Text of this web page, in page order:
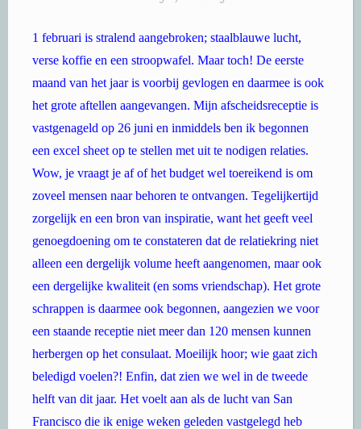
1 februari is stralend aangebroken; staalblauwe lucht,
verse koffie en een stroopwafel. Maar toch! De eerste
maand van het jaar is voorbij gevlogen en daarmee is ook
het grote aftellen aangevangen. Mijn afscheidsreceptie is
vastgenageld op 26 juni en inmiddels ben ik begonnen
een excel sheet op te stellen met uit te nodigen relaties.
Wow, je vraagt je af of het budget wel toereikend is om
zoveel mensen naar behoren te ontvangen. Tegelijkertijd
zorgelijk en een bron van inspiratie, want het geeft veel
genoegdoening om te constateren dat de relatiekring niet
alleen een dergelijk volume heeft aangenomen, maar ook
een dergelijke kwaliteit (en soms vriendschap). Het grote
schrappen is daarmee ook begonnen, aangezien we voor
een staande receptie niet meer dan 120 mensen kunnen
herbergen op het consulaat. Moeilijk hoor; wie gaat zich
beledigd voelen?! Enfin, dat zien we wel in de tweede
helft van dit jaar. Het voelt aan als de lucht van San
Francisco die ik enige weken geleden vastgelegd heb